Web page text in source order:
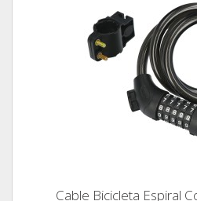
Cable Bicicleta Espiral